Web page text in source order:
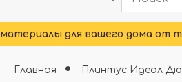
для вашего дома от
Главная Плинтус Идеал